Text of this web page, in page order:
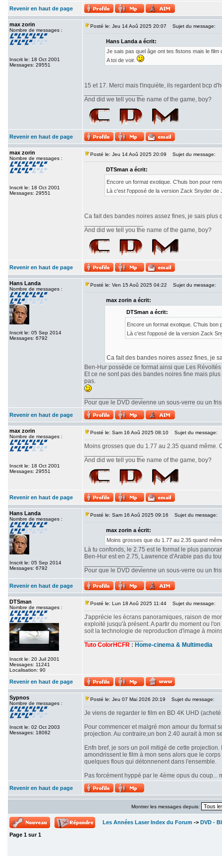
Revenir en haut de page
max zorin
Nombre de messages :
Inscrit le: 18 Oct 2001
Messages: 29551
Posté le: Jeu 14 Aoû 2025 20:07 Sujet du message:
Hans Landa a écrit:
Je sais pas quel âge ont tes fistons mais le
A toi de voir.
15 et 17. Merci mais t'inquiète, ils regardent bcp
And did we tell you the name of the game, boy?
Revenir en haut de page
max zorin
Nombre de messages :
Inscrit le: 18 Oct 2001
Messages: 29551
Posté le: Jeu 14 Aoû 2025 20:09 Sujet du message:
DTSman a écrit:
Encore un format exotique. C'huis bon pour
Là c'est l'opposé de la version Zack Snyder de
Ca fait des bandes noires assez fines, je sais
And did we tell you the name of the game, boy?
Revenir en haut de page
Hans Landa
Nombre de messages :
Inscrit le: 05 Sep 2014
Messages: 6792
Posté le: Ven 15 Aoû 2025 04:22 Sujet du message:
max zorin a écrit:
DTSman a écrit:
Encore un format exotique. C'huis
Là c'est l'opposé de la version Zack
Ca fait des bandes noires assez fines, je
Ben-Hur possède ce format ainsi que Les
Et ce ne sont pas des bandes noires fine mais
pas.
Pour que le DVD devienne un sous-verre ou un
Revenir en haut de page
max zorin
Nombre de messages :
Inscrit le: 18 Oct 2001
Messages: 29551
Posté le: Sam 16 Aoû 2025 08:10 Sujet du message:
Moins grosses que du 1.77 au 2.35 quand même.
And did we tell you the name of the game, boy?
Revenir en haut de page
Hans Landa
Nombre de messages :
Inscrit le: 05 Sep 2014
Messages: 6792
Posté le: Sam 16 Aoû 2025 09:16 Sujet du message:
max zorin a écrit:
Moins grosses que du 1.77 au 2.35 quand
Là tu confonds, le 2.75 est le format le plus
Ben-Hur est en 2.75, Lawrence d'Arabie pas du
Pour que le DVD devienne un sous-verre ou un
Revenir en haut de page
DTSman
Nombre de messages :
Inscrit le: 20 Juil 2001
Messages: 11241
Localisation: 90
Posté le: Lun 18 Aoû 2025 11:44 Sujet du message:
J'apprécie les écrans panoramiques, raison de
exploité jusqu'à présent. A partir du moment ou
soit la technologie de reproduction d'image à
Tuto ColorHCFR : Home-cinema & Multimedia
Revenir en haut de page
Sypnos
Nombre de messages :
Inscrit le: 02 Oct 2003
Messages: 18062
Posté le: Jeu 07 Mai 2026 20:19 Sujet du message:
Je viens de regarder le film en BD 4K UHD
Pour commencer et malgré mon amour du format
projection. Au contraire,un bon 2.40 aurait à mon
Enfn bref, je sors un poil mitigé de cette
amondrissent le film à mon sens alors que le
quelques flous qui détonnenent dans l'ensemble.
Pas forcément hyppé par le 4ème opus du
Revenir en haut de page
Montrer les messages depuis:
Les Années Laser Index du Forum -> DVD -
Page 1 sur1